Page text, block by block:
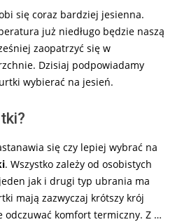
się coraz bardziej jesienna.
już niedługo będzie naszą
zaopatrzyć się w
Dzisiaj podpowiadamy
wybierać na jesień.
się czy lepiej wybrać na
. Wszystko zależy od osobistych
jak i drugi typ ubrania ma
mają zazwyczaj krótszy krój
odczuwać komfort termiczny. Z …